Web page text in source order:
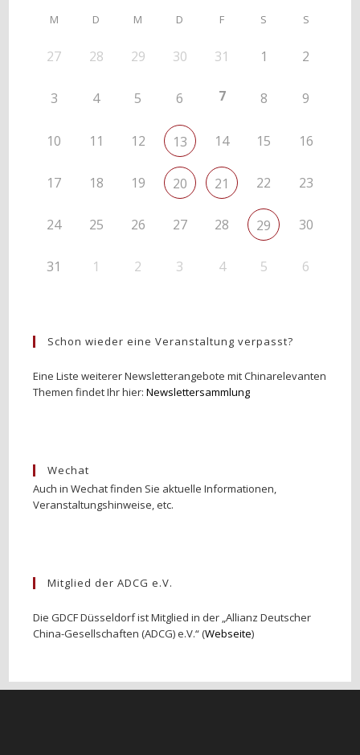
M D M D F S S
27 28 29 30 31 1 2
3 4 5 6 7 8 9
10 11 12 13 14 15 16
17 18 19 20 21 22 23
24 25 26 27 28 29 30
31 1 2 3 4 5 6
Schon wieder eine Veranstaltung verpasst?
Eine Liste weiterer Newsletterangebote mit Chinarelevanten
Themen findet Ihr hier:Newslettersammlung
Wechat
Auch in Wechat finden Sie aktuelle Informationen,
Veranstaltungshinweise, etc.
Mitglied der ADCG e.V.
Die GDCF Düsseldorf ist Mitglied in der „Allianz Deutscher
China-Gesellschaften (ADCG) e.V.“ (Webseite)